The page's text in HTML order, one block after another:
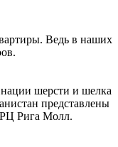
Ведь в наших
шерсти и шелка
представлены
Рига Молл.